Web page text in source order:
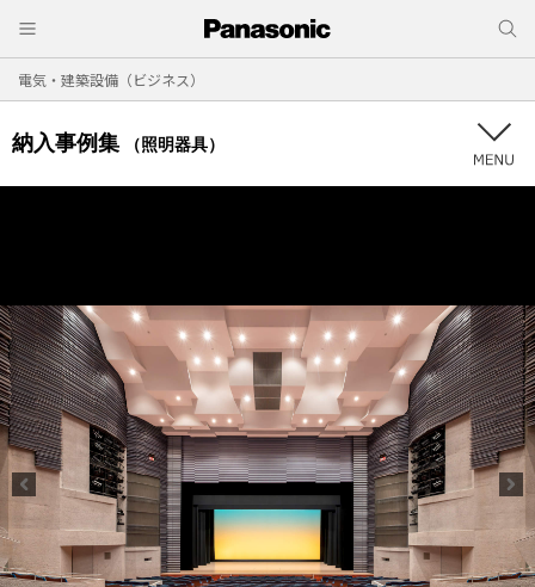
電気・建築設備（ビジネス）
納入事例集 （照明器具）